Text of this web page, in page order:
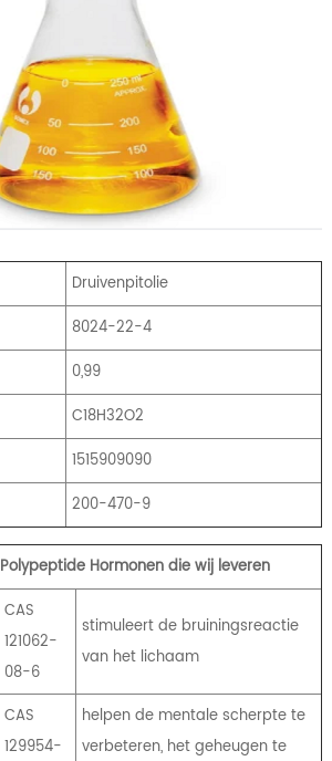
Druivenpitolie
8024-22-4
0,99
C18H32O2
1515909090
200-470-9
Polypeptide Hormonen die wij leveren
CAS
121062-
08-6
stimuleert de bruiningsreactie
van het lichaam
CAS
129954-
helpen de mentale scherpte te
verbeteren, het geheugen te